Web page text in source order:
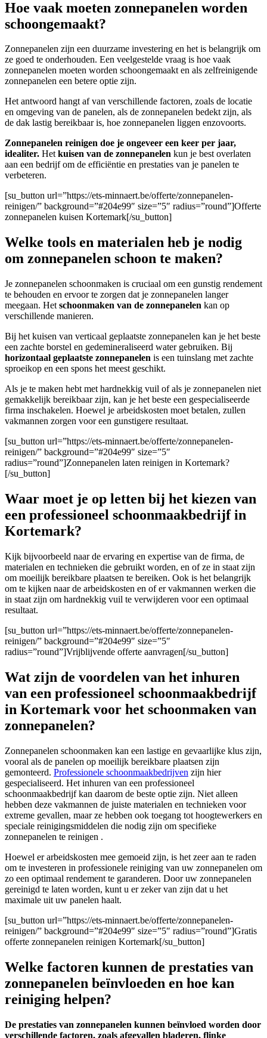
Hoe vaak moeten zonnepanelen worden
schoongemaakt?
Zonnepanelen zijn een duurzame investering en het is belangrijk om
ze goed te onderhouden. Een veelgestelde vraag is hoe vaak
zonnepanelen moeten worden schoongemaakt en als zelfreinigende
zonnepanelen een betere optie zijn.
Het antwoord hangt af van verschillende factoren, zoals de locatie
en omgeving van de panelen, als de zonnepanelen bedekt zijn, als
de dak lastig bereikbaar is, hoe zonnepanelen liggen enzovoorts.
Zonnepanelen reinigen doe je ongeveer een keer per jaar,
idealiter. Hetkuisen van de zonnepanelen kun je best overlaten
aan een bedrijf om de efficiëntie en prestaties van je panelen te
verbeteren.
[su_button url=”https://ets-minnaert.be/offerte/zonnepanelen-
reinigen/” background=”#204e99″ size=”5″ radius=”round”]Offerte
zonnepanelen kuisen Kortemark[/su_button]
Welke tools en materialen heb je nodig
om zonnepanelen schoon te maken?
Je zonnepanelen schoonmaken is cruciaal om een gunstig rendement
te behouden en ervoor te zorgen dat je zonnepanelen langer
meegaan. Het schoonmaken van de zonnepanelen kan op
verschillende manieren.
Bij het kuisen van verticaal geplaatste zonnepanelen kan je het beste
een zachte borstel en gedemineraliseerd water gebruiken. Bij
horizontaal geplaatste zonnepanelen is een tuinslang met zachte
sproeikop en een spons het meest geschikt.
Als je te maken hebt met hardnekkig vuil of als je zonnepanelen niet
gemakkelijk bereikbaar zijn, kan je het beste een gespecialiseerde
firma inschakelen. Hoewel je arbeidskosten moet betalen, zullen
vakmannen zorgen voor een gunstigere resultaat.
[su_button url=”https://ets-minnaert.be/offerte/zonnepanelen-
reinigen/” background=”#204e99″ size=”5″
radius=”round”]Zonnepanelen laten reinigen in Kortemark?
[/su_button]
Waar moet je op letten bij het kiezen van
een professioneel schoonmaakbedrijf in
Kortemark?
Kijk bijvoorbeeld naar de ervaring en expertise van de firma, de
materialen en technieken die gebruikt worden, en of ze in staat zijn
om moeilijk bereikbare plaatsen te bereiken. Ook is het belangrijk
om te kijken naar de arbeidskosten en of er vakmannen werken die
in staat zijn om hardnekkig vuil te verwijderen voor een optimaal
resultaat.
[su_button url=”https://ets-minnaert.be/offerte/zonnepanelen-
reinigen/” background=”#204e99″ size=”5″
radius=”round”]Vrijblijvende offerte aanvragen[/su_button]
Wat zijn de voordelen van het inhuren
van een professioneel schoonmaakbedrijf
in Kortemark voor het schoonmaken van
zonnepanelen?
Zonnepanelen schoonmaken kan een lastige en gevaarlijke klus zijn,
vooral als de panelen op moeilijk bereikbare plaatsen zijn
gemonteerd. Professionele schoonmaakbedrijven zijn hier
gespecialiseerd. Het inhuren van een professioneel
schoonmaakbedrijf kan daarom de beste optie zijn. Niet alleen
hebben deze vakmannen de juiste materialen en technieken voor
extreme gevallen, maar ze hebben ook toegang tot hoogtewerkers en
speciale reinigingsmiddelen die nodig zijn om specifieke
zonnepanelen te reinigen .
Hoewel er arbeidskosten mee gemoeid zijn, is het zeer aan te raden
om te investeren in professionele reiniging van uw zonnepanelen om
zo een optimaal rendement te garanderen. Door uw zonnepanelen
gereinigd te laten worden, kunt u er zeker van zijn dat u het
maximale uit uw panelen haalt.
[su_button url=”https://ets-minnaert.be/offerte/zonnepanelen-
reinigen/” background=”#204e99″ size=”5″ radius=”round”]Gratis
offerte zonnepanelen reinigen Kortemark[/su_button]
Welke factoren kunnen de prestaties van
zonnepanelen beïnvloeden en hoe kan
reiniging helpen?
De prestaties van zonnepanelen kunnen beïnvloed worden door
verschillende factoren, zoals afgevallen bladeren, flinke